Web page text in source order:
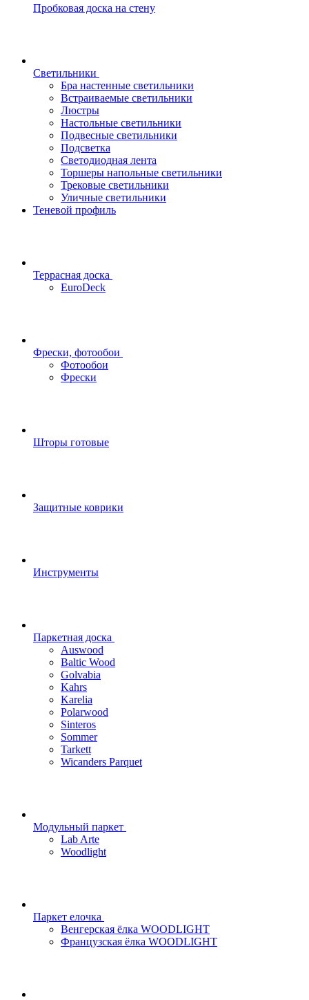
Пробковая доска на стену
Светильники
Бра настенные светильники
Встраиваемые светильники
Люстры
Настольные светильники
Подвесные светильники
Подсветка
Светодиодная лента
Торшеры напольные светильники
Трековые светильники
Уличные светильники
Теневой профиль
Террасная доска
EuroDeck
Фрески, фотообои
Фотообои
Фрески
Шторы готовые
Защитные коврики
Инструменты
Паркетная доска
Auswood
Baltic Wood
Golvabia
Kahrs
Karelia
Polarwood
Sinteros
Sommer
Tarkett
Wicanders Parquet
Модульный паркет
Lab Arte
Woodlight
Паркет елочка
Венгерская ёлка WOODLIGHT
Французская ёлка WOODLIGHT